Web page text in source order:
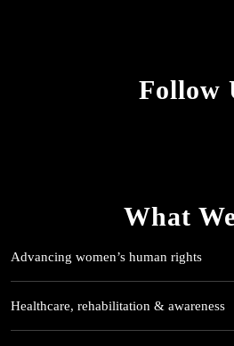
Follow
What
Advancing women’s human rights
Healthcare, rehabilitation & awareness